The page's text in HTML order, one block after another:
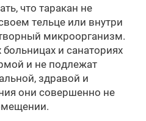
что таракан не
тельце или внутри
микроорганизм.
и санаториях
и не подлежат
здравой и
они совершенно не